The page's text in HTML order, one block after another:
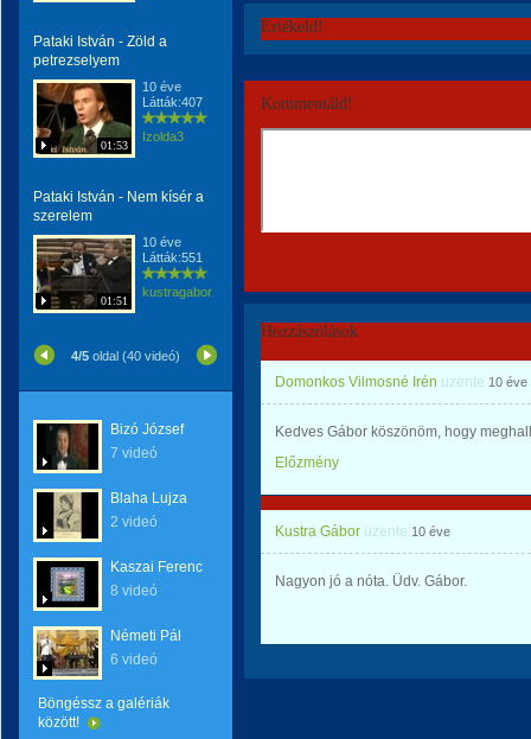
Pataki István - Zöld a
petrezselyem
01:53
10 éve
Látták:407
Izolda3
Pataki István - Nem kísér a
szerelem
01:51
10 éve
Látták:551
kustragabor
4/5 oldal (40 videó)
Bizó József
7 videó
Blaha Lujza
2 videó
Kaszai Ferenc
8 videó
Németi Pál
6 videó
Böngéssz a galériák
között!
Értékeld!
Kommentáld!
Hozzászólások
Domonkos Vilmosné Irén üzente 10 éve
Kedves Gábor köszönöm, hogy
Előzmény
Kustra Gábor üzente 10 éve
Nagyon jó a nóta. Üdv. Gábor.